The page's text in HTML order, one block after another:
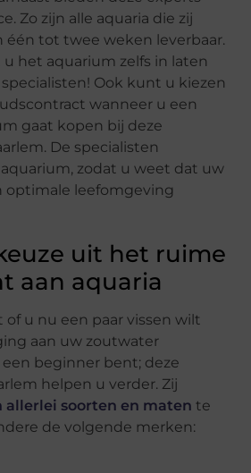
Zo zijn alle aquaria die zij
één tot twee weken leverbaar.
het aquarium zelfs in laten
Ook kunt u kiezen
wanneer u een
gaat kopen bij deze
De specialisten
zodat u weet dat uw
optimale leefomgeving
uit het ruime
aan aquaria
u nu een paar vissen wilt
aan uw zoutwater
beginner bent; deze
helpen u verder. Zij
allerlei soorten en maten te
de volgende merken: